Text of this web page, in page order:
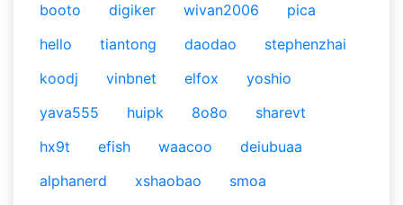
booto
digiker wivan2006
pica
hello
tiantong daodao
stephenzhai
koodj
vinbnet elfox
yoshio
yava555
huipk 8o8o
sharevt
hx9t
efish waacoo
deiubuaa
alphanerd
xshaobao
smoa